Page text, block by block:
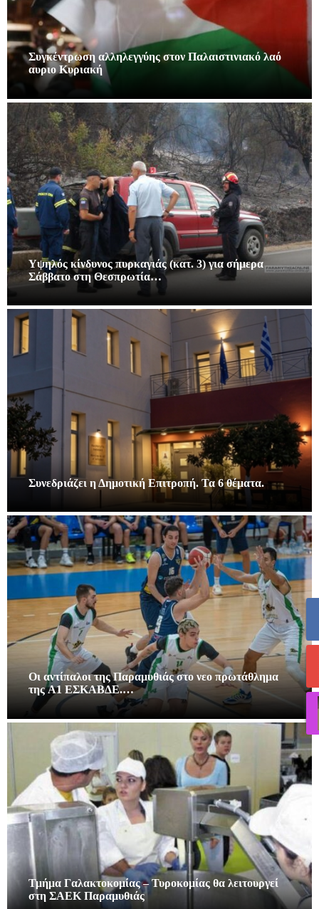
Συγκέντρωση αλληλεγγύης στον Παλαιστινιακό λαό
αυριο Κυριακή
Υψηλός κίνδυνος πυρκαγιάς (κατ. 3) για σήμερα
Σάββατο στη Θεσπρωτία…
Συνεδριάζει η Δημοτική Επιτροπή. Τα 6 θέματα.
Οι αντίπαλοι της Παραμυθιάς στο νεο πρωτάθλημα
της A1 ΕΣΚΑΒΔΕ.…
Τμήμα Γαλακτοκομίας – Τυροκομίας θα λειτουργεί
στη ΣΑΕΚ Παραμυθιάς